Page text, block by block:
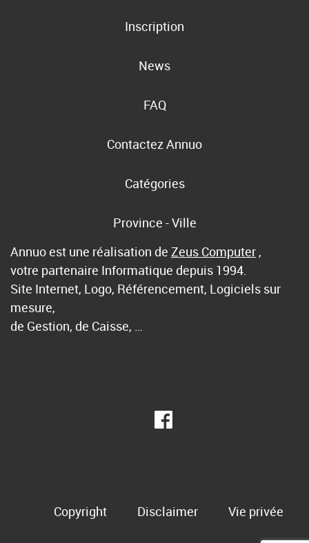
Inscription
News
FAQ
Contactez Annuo
Catégories
Province - Ville
Annuo est une réalisation de Zeus Computer ,
votre partenaire Informatique depuis 1994.
Site Internet, Logo, Référencement, Logiciels sur
mesure,
de Gestion, de Caisse, …
Copyright Disclaimer Vie privée